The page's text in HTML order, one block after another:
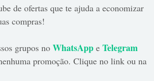
de ofertas que te ajuda a economizar
compras!
grupos noWhatsApp eTelegram
promoção. Clique no link ou na